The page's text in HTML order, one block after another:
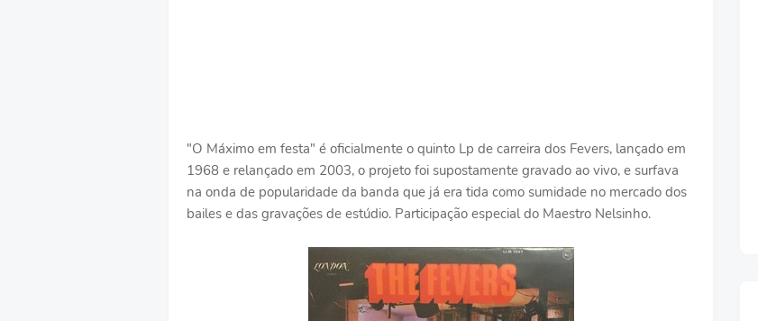
"O Máximo em festa" é oficialmente o quinto Lp de carreira dos Fevers, lançado em
1968 e relançado em 2003, o projeto foi supostamente gravado ao vivo, e surfava
na onda de popularidade da banda que já era tida como sumidade no mercado dos
bailes e das gravações de estúdio. Participação especial do Maestro Nelsinho.